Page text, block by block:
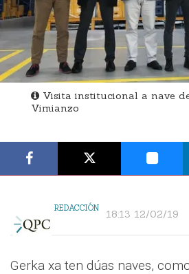
Visita institucional a nave
Vimianzo
REDACCIÓN 18:13 12/02/19
Gerka xa ten dúas naves,